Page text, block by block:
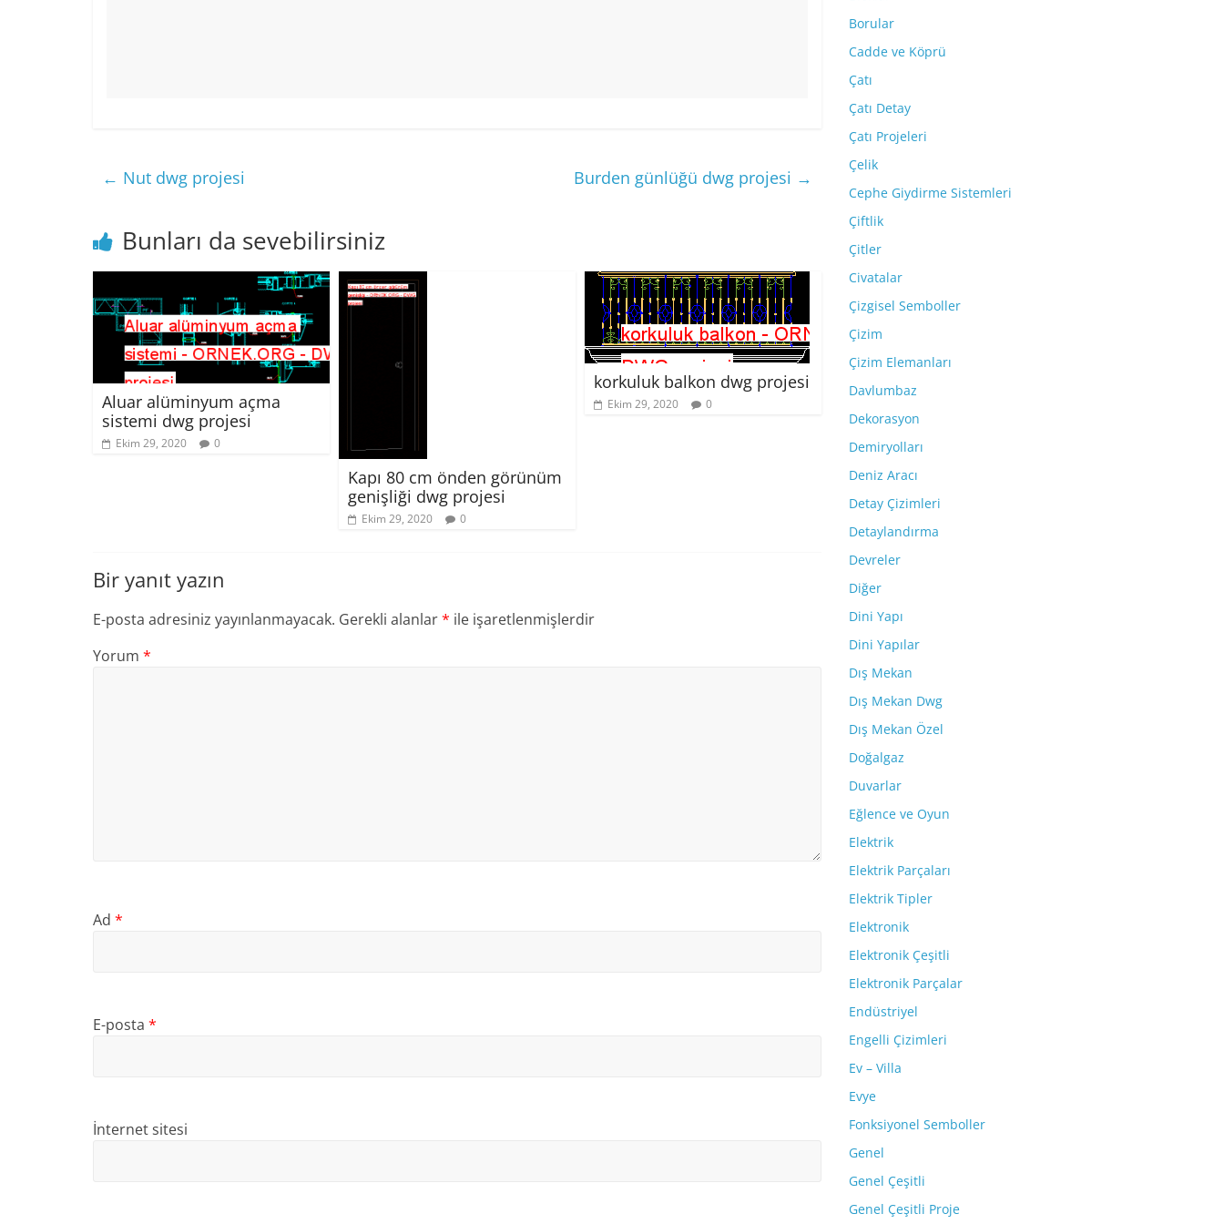
← Nut dwg projesi Burden günlüğü dwg projesi →
Bunları da sevebilirsiniz
Aluar alüminyum açma
sistemi dwg projesi
Ekim 29, 2020 0
Kapı 80 cm önden görünüm
genişliği dwg projesi
Ekim 29, 2020 0
korkuluk balkon dwg projesi
Ekim 29, 2020 0
Bir yanıt yazın
E-posta adresiniz yayınlanmayacak. Gerekli alanlar* ile işaretlenmişlerdir
Yorum *
Ad *
E-posta *
İnternet sitesi
Borular
Cadde ve Köprü
Çatı
Çatı Detay
Çatı Projeleri
Çelik
Cephe Giydirme Sistemleri
Çiftlik
Çitler
Civatalar
Çizgisel Semboller
Çizim
Çizim Elemanları
Davlumbaz
Dekorasyon
Demiryolları
Deniz Aracı
Detay Çizimleri
Detaylandırma
Devreler
Diğer
Dini Yapı
Dini Yapılar
Dış Mekan
Dış Mekan Dwg
Dış Mekan Özel
Doğalgaz
Duvarlar
Eğlence ve Oyun
Elektrik
Elektrik Parçaları
Elektrik Tipler
Elektronik
Elektronik Çeşitli
Elektronik Parçalar
Endüstriyel
Engelli Çizimleri
Ev – Villa
Evye
Fonksiyonel Semboller
Genel
Genel Çeşitli
Genel Çeşitli Proje